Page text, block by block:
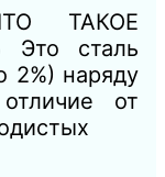
ТАКОЕ
сталь
2%) наряду
от